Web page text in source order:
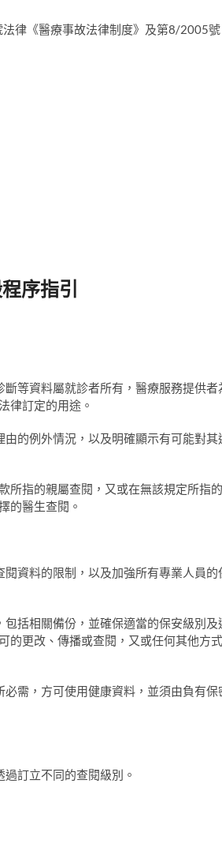
律《醫療事故法律制度》及第8/2005號
序指引
等資料屬就診者所有，醫療服務提供者
律訂定的用途。
的例外情況，以及明確顯示有可能對其
所指的親屬查閱，又或在無該規定所指的
的醫生查閱。
資料的限制，以及加強所有專業人員的
括相關備份，並確保適當的保安級別及
的更改、傳播或查閱，又或任何其他方式
需，方可使用健康資料，並須由負有保
訂立不同的查閱級別。